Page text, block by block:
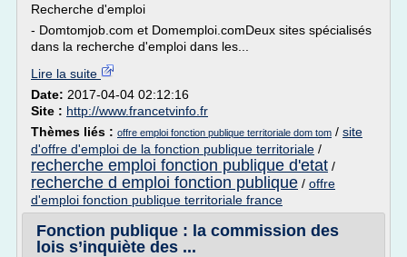
Recherche d'emploi
- Domtomjob.com et Domemploi.comDeux sites spécialisés
dans la recherche d'emploi dans les...
Lire la suite
Date: 2017-04-04 02:12:16
Site : http://www.francetvinfo.fr
Thèmes liés : offre emploi fonction publique territoriale dom tom / site
d'offre d'emploi de la fonction publique territoriale /
recherche emploi fonction publique d'etat /
recherche d emploi fonction publique / offre
d'emploi fonction publique territoriale france
Fonction publique : la commission des
lois s’inquiète des ...